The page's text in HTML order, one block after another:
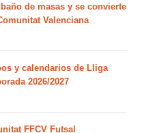
de masas y se convierte
Valenciana
y calendarios de Lliga
2026/2027
FFCV Futsal